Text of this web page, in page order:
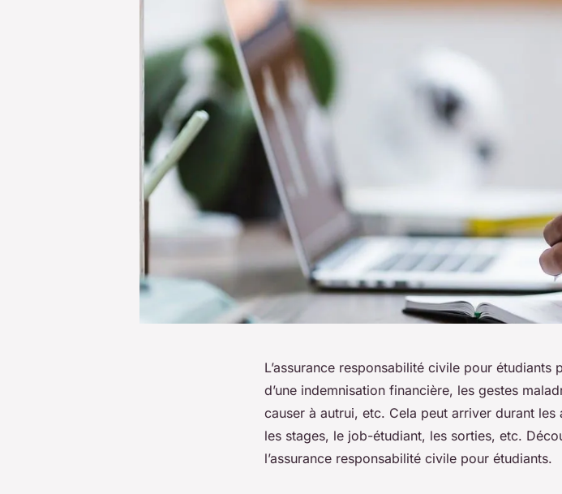
L’assurance responsabilité civile pour
d’une indemnisation financière, les gestes
causer à autrui, etc. Cela peut arriver durant
les stages, le job-étudiant, les sorties, etc.
l’assurance responsabilité civile pour étudiants.